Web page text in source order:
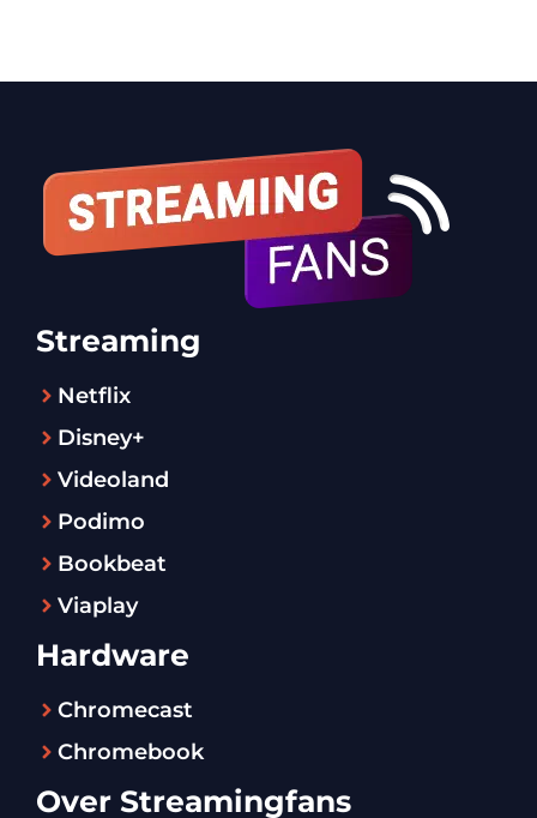
Streaming
Netflix
Disney+
Videoland
Podimo
Bookbeat
Viaplay
Hardware
Chromecast
Chromebook
Over Streamingfans